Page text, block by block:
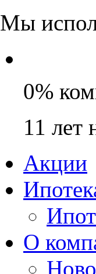
Мы
0%
11 лет
Акции
О